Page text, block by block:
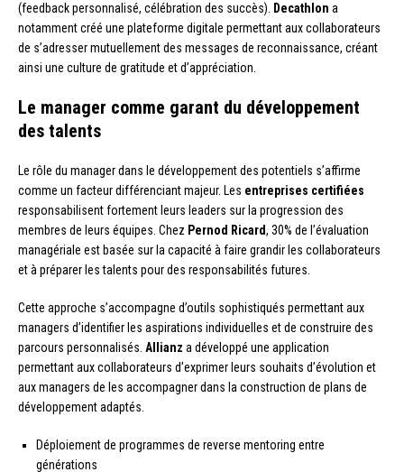
(feedback personnalisé, célébration des succès).
Decathlon a
notamment créé une plateforme digitale permettant aux collaborateurs
de s’adresser mutuellement des messages de reconnaissance, créant
ainsi une culture de gratitude et d’appréciation.
Le manager comme garant du développement
des talents
Le rôle du manager dans le développement des potentiels s’affirme
comme un facteur différenciant majeur. Les entreprises certifiées
responsabilisent fortement leurs leaders sur la progression des
membres de leurs équipes. Chez Pernod Ricard, 30% de l’évaluation
managériale est basée sur la capacité à faire grandir les collaborateurs
et à préparer les talents pour des responsabilités futures.
Cette approche s’accompagne d’outils sophistiqués permettant aux
managers d’identifier les aspirations individuelles et de construire des
parcours personnalisés. Allianz a développé une application
permettant aux collaborateurs d’exprimer leurs souhaits d’évolution et
aux managers de les accompagner dans la construction de plans de
développement adaptés.
Déploiement de programmes de reverse mentoring entre
générations